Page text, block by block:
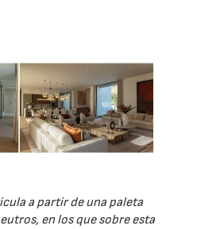
a partir de una paleta
en los que sobre esta